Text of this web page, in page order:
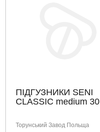
ПІДГУЗНИКИ SENI
CLASSIC medium 30
Торунський Завод Польща